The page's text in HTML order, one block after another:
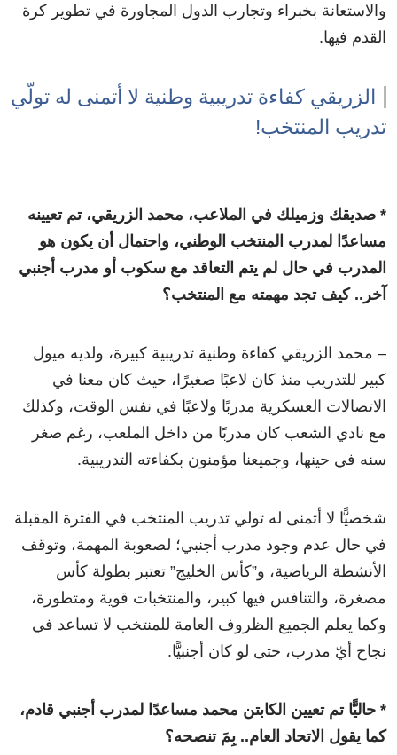
والاستعانة بخبراء وتجارب الدول المجاورة في تطوير كرة
القدم فيها.
الزريقي كفاءة تدريبية وطنية لا أتمنى له تولّي
تدريب المنتخب!
* صديقك وزميلك في الملاعب، محمد الزريقي، تم تعيينه
مساعدًا لمدرب المنتخب الوطني، واحتمال أن يكون هو
المدرب في حال لم يتم التعاقد مع سكوب أو مدرب أجنبي
آخر.. كيف تجد مهمته مع المنتخب؟
– محمد الزريقي كفاءة وطنية تدريبية كبيرة، ولديه ميول
كبير للتدريب منذ كان لاعبًا صغيرًا، حيث كان معنا في
الاتصالات العسكرية مدربًا ولاعبًا في نفس الوقت، وكذلك
مع نادي الشعب كان مدربًا من داخل الملعب، رغم صغر
سنه في حينها، وجميعنا مؤمنون بكفاءته التدريبية.
شخصيًّا لا أتمنى له تولي تدريب المنتخب في الفترة المقبلة
في حال عدم وجود مدرب أجنبي؛ لصعوبة المهمة، وتوقف
الأنشطة الرياضية، و”كأس الخليج” تعتبر بطولة كأس
مصغرة، والتنافس فيها كبير، والمنتخبات قوية ومتطورة،
وكما يعلم الجميع الظروف العامة للمنتخب لا تساعد في
نجاح أيّ مدرب، حتى لو كان أجنبيًّا.
* حاليًّا تم تعيين الكابتن محمد مساعدًا لمدرب أجنبي قادم،
كما يقول الاتحاد العام.. بِمَ تنصحه؟